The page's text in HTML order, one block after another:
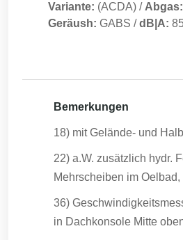
Variante: (ACDA) / Abgas:
Geräush: GABS /dB|A:
Bemerkungen
18) mit Gelände- und
22) a.W. zusätzlich hydr.
Mehrscheiben im Oelbad,
36)
in Dachkonsole Mitte